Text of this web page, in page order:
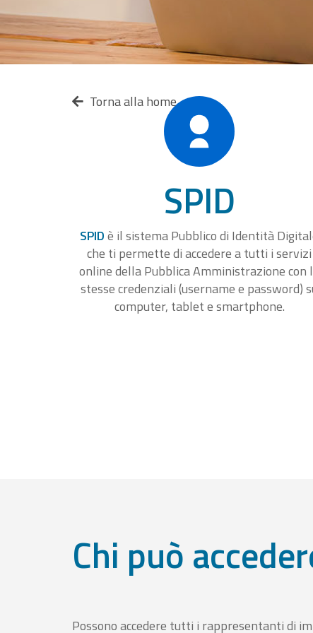
Torna alla home
SPID
SPIDè il sistema Pubblico di Identità
che ti permette di accedere a tutti i servizi
online della Pubblica Amministrazione con
stesse credenziali (username e password)
computer, tablet e smartphone.
Chi può
Possono accedere tutti i rappresentanti di